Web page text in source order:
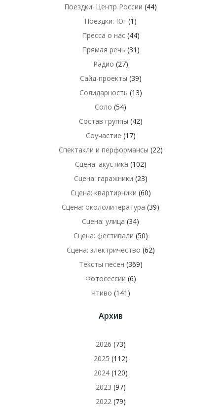
Поездки: Центр России (44)
Поездки: Юг (1)
Пресса о нас(44)
Прямая речь (31)
Радио (27)
Сайд-проекты (39)
Солидарность (13)
Соло (54)
Состав группы (42)
Соучастие (17)
Спектакли и перформансы (22)
Сцена: акустика (102)
Сцена: гаражники (23)
Сцена: квартирники (60)
Сцена: окололитература (39)
Сцена: улица (34)
Сцена: фестивали (50)
Сцена: электричество (62)
Тексты песен (369)
Фотосессии (6)
Чтиво (141)
Архив
2026 (73)
2025 (112)
2024(120)
2023 (97)
2022(79)